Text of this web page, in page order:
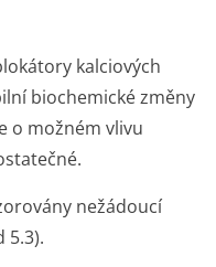
kalciových
biochemické změny
o možném vlivu
nežádoucí
5.3).